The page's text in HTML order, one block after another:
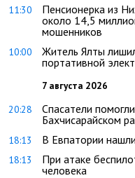
11:30
Пенсионерка из
около 14,5
мошенников
10:00
Житель Ялты
портативной
7 августа 2026
20:28
Спасатели
Бахчисарайском
18:13 В Евпатории
18:13
При атаке
человека